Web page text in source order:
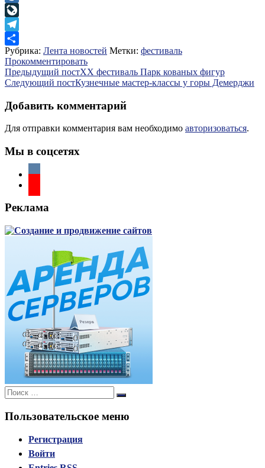
Mail.Ru
LiveJournal
Telegram
Отправить
Рубрика: Лента новостей Метки: фестиваль
Прокомментировать
Навигация
по
записям
Предыдущий постXX фестиваль Парк кованых фигур
Следующий постКузнечные мастер-классы у горы Демерджи
Добавить комментарий
Для отправки комментария вам необходимо авторизоваться.
Мы в соцсетях
Реклама
Поиск:
Поиск
Пользовательское меню
Регистрация
Войти